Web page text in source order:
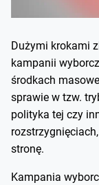
Dużymi krokami
kampanii
środkach
sprawie w tzw.
polityka tej czy
stronę.
Kampania